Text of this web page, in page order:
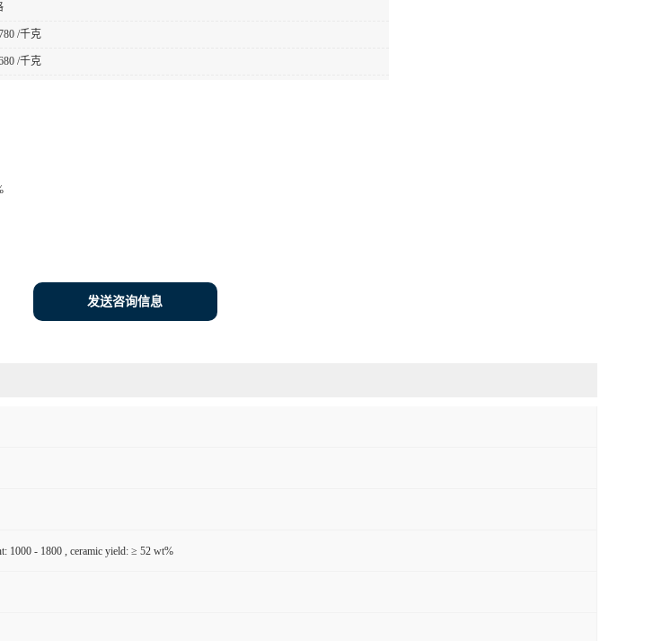
/千克
/千克
发送咨询信息
1000 - 1800 , ceramic yield: ≥ 52 wt%